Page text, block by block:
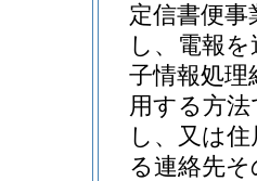
定信書便
し、電報
子情報処
用する方
し、又は
る連絡先